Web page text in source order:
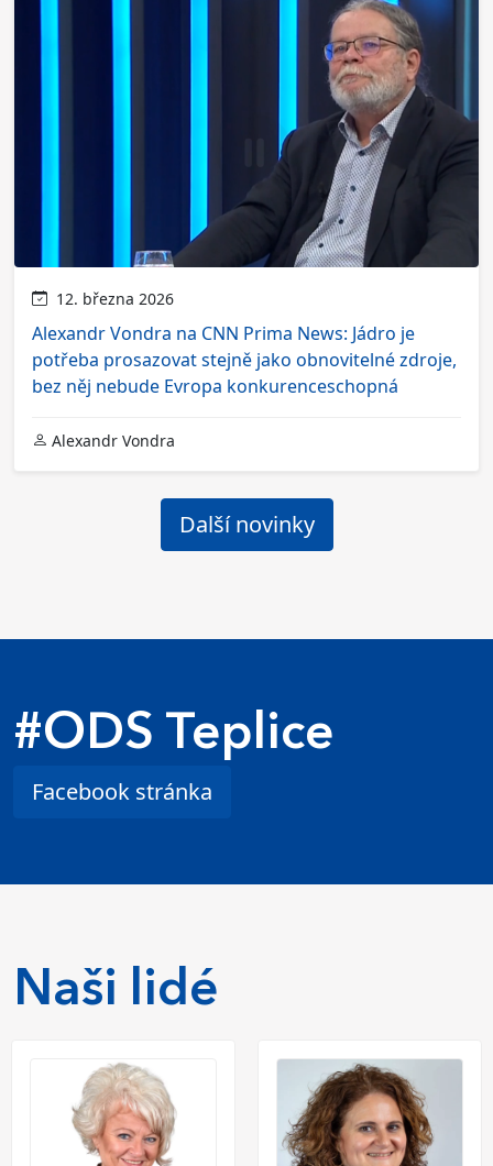
12. března 2026
Alexandr Vondra na CNN Prima News: Jádro je
potřeba prosazovat stejně jako obnovitelné zdroje,
bez něj nebude Evropa konkurenceschopná
Alexandr Vondra
Další novinky
#ODS Teplice
Facebook stránka
Naši lidé